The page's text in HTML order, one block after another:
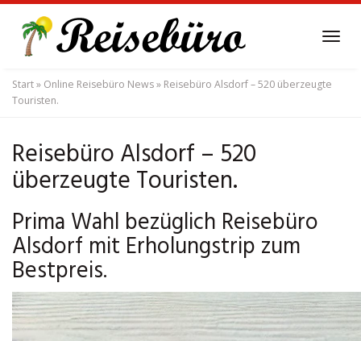
main
content
Start» Online Reisebüro News» Reisebüro Alsdorf – 520 überzeugte
Touristen.
Reisebüro Alsdorf – 520
überzeugte Touristen.
Prima Wahl bezüglich Reisebüro
Alsdorf mit Erholungstrip zum
Bestpreis.